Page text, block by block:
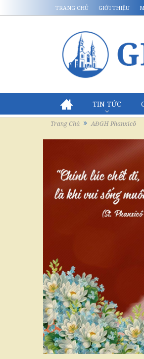
TRANG CHỦ GIỚI THIỆU
TIN TỨC
Trang Chủ AĐGH Phanxicô